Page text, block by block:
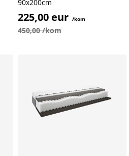
90x200cm
225,00 eur /kom
450,00 /kom